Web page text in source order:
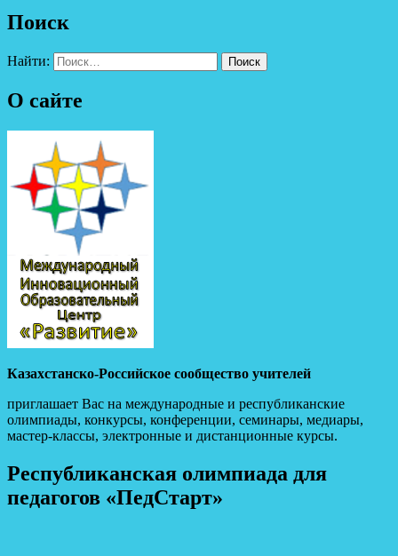
Поиск
Найти:
О сайте
Казахстанско-Российское сообщество учителей
приглашает Вас на международные и республиканские
олимпиады, конкурсы, конференции, семинары, медиары,
мастер-классы, электронные и дистанционные курсы.
Республиканская олимпиада для
педагогов «ПедСтарт»